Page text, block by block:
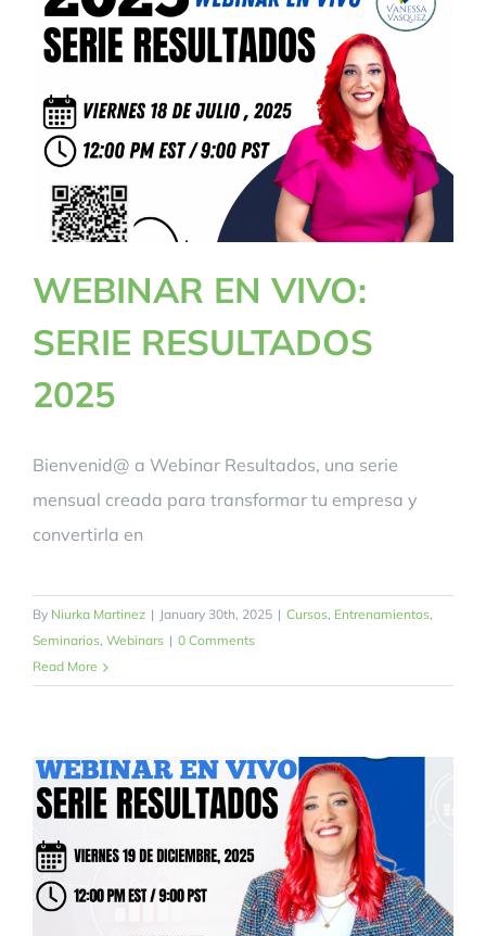
BLOG
WEBINAR EN VIVO:
SERIE RESULTADOS
2025
Bienvenid@ a Webinar Resultados, una serie
mensual creada para transformar tu empresa y
convertirla en
By Niurka Martinez | January 30th, 2025 | Cursos, Entrenamientos,
Seminarios, Webinars | 0 Comments
Read More